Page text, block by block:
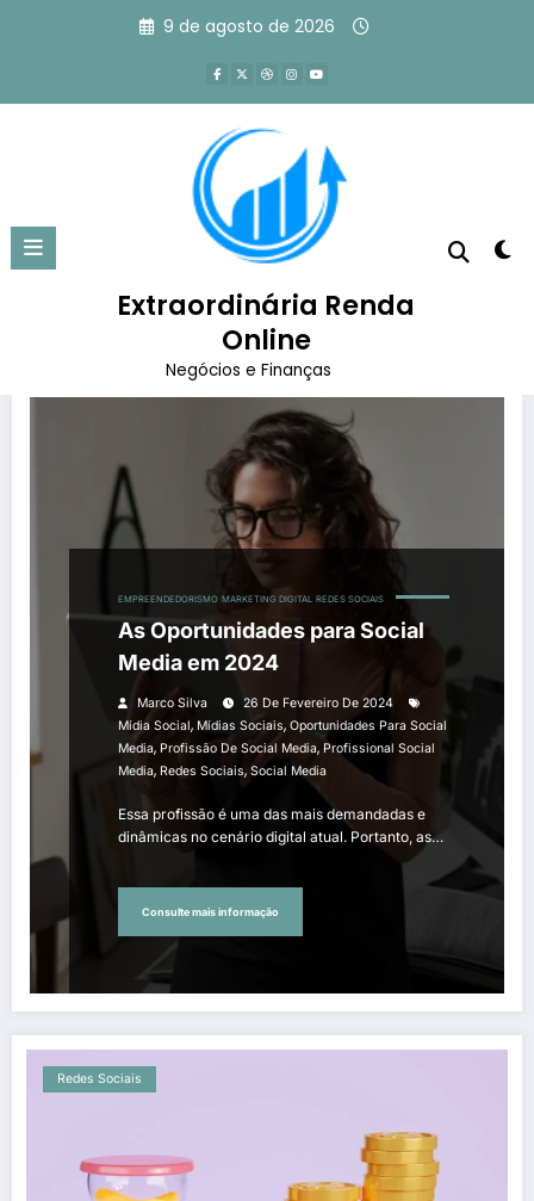
9 de agosto de 2026
Extraordinária Renda
Online
Negócios e Finanças
Tag: redes sociais
EMPREENDEDORISMO MARKETING DIGITAL REDES SOCIAIS
As Oportunidades para Social
Media em 2024
Marco Silva
26 De Fevereiro De 2024
Mídia Social, Mídias Sociais, Oportunidades Para Social
Media, Profissão De Social Media, Profissional Social
Media, Redes Sociais, Social Media
Essa profissão é uma das mais demandadas e
dinâmicas no cenário digital atual. Portanto, as…
Consulte mais informação
Redes Sociais